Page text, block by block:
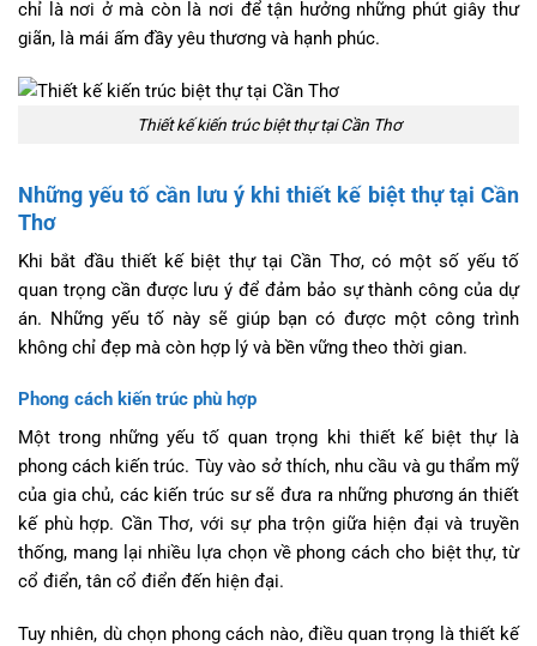
chỉ là nơi ở mà còn là nơi để tận hưởng những phút giây thư
giãn, là mái ấm đầy yêu thương và hạnh phúc.
Thiết kế kiến trúc biệt thự tại Cần Thơ
Những yếu tố cần lưu ý khi thiết kế biệt thự tại Cần
Thơ
Khi bắt đầu thiết kế biệt thự tại Cần Thơ, có một số yếu tố
quan trọng cần được lưu ý để đảm bảo sự thành công của dự
án. Những yếu tố này sẽ giúp bạn có được một công trình
không chỉ đẹp mà còn hợp lý và bền vững theo thời gian.
Phong cách kiến trúc phù hợp
Một trong những yếu tố quan trọng khi thiết kế biệt thự là
phong cách kiến trúc. Tùy vào sở thích, nhu cầu và gu thẩm mỹ
của gia chủ, các kiến trúc sư sẽ đưa ra những phương án thiết
kế phù hợp. Cần Thơ, với sự pha trộn giữa hiện đại và truyền
thống, mang lại nhiều lựa chọn về phong cách cho biệt thự, từ
cổ điển, tân cổ điển đến hiện đại.
Tuy nhiên, dù chọn phong cách nào, điều quan trọng là thiết kế